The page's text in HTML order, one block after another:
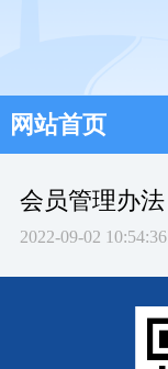
网站首页
会员管理办法
2022-09-02 10:54:36